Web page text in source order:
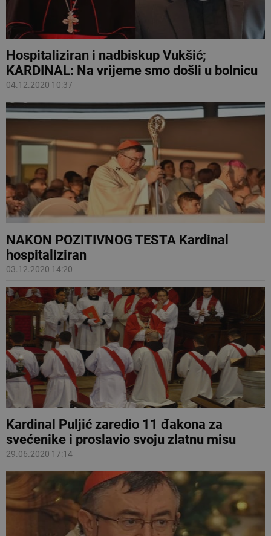
Hospitaliziran i nadbiskup Vukšić;
KARDINAL: Na vrijeme smo došli u bolnicu
04.12.2020 10:37
NAKON POZITIVNOG TESTA Kardinal
hospitaliziran
03.12.2020 14:20
Kardinal Puljić zaredio 11 đakona za
svećenike i proslavio svoju zlatnu misu
29.06.2020 17:14